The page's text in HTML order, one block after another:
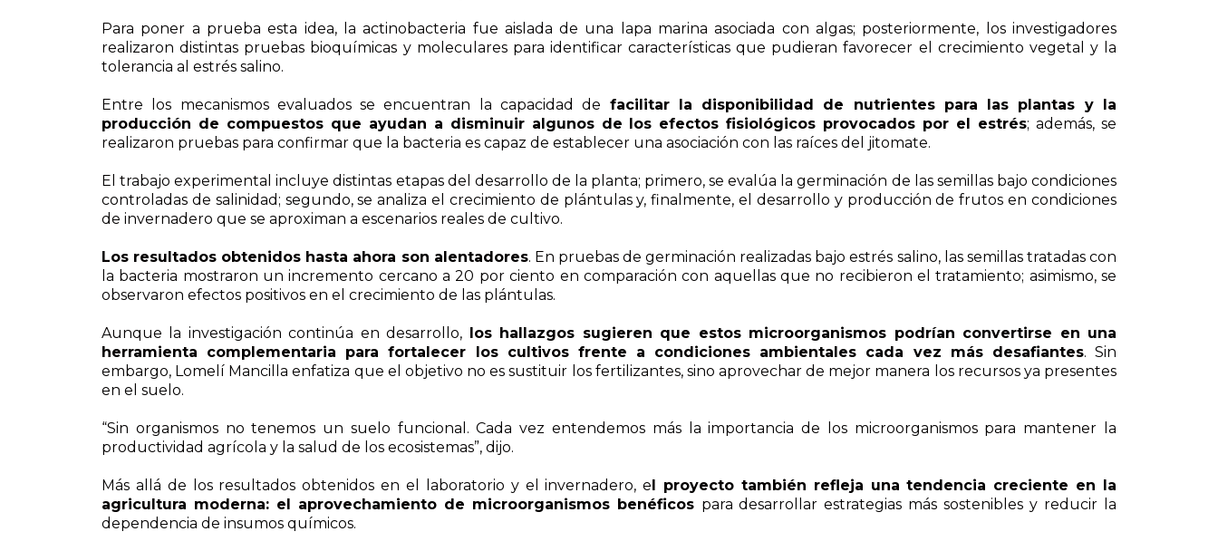
Para poner a prueba esta idea, la actinobacteria fue aislada de una lapa marina asociada con algas; posteriormente, los investigadores
realizaron distintas pruebas bioquímicas y moleculares para identificar características que pudieran favorecer el crecimiento vegetal y la
tolerancia al estrés salino.
Entre los mecanismos evaluados se encuentran la capacidad de facilitar la disponibilidad de nutrientes para las plantas y la
producción de compuestos que ayudan a disminuir algunos de los efectos fisiológicos provocados por el estrés; además, se
realizaron pruebas para confirmar que la bacteria es capaz de establecer una asociación con las raíces del jitomate.
El trabajo experimental incluye distintas etapas del desarrollo de la planta; primero, se evalúa la germinación de las semillas bajo condiciones
controladas de salinidad; segundo, se analiza el crecimiento de plántulas y, finalmente, el desarrollo y producción de frutos en condiciones
de invernadero que se aproximan a escenarios reales de cultivo.
Los resultados obtenidos hasta ahora son alentadores. En pruebas de germinación realizadas bajo estrés salino, las semillas tratadas con
la bacteria mostraron un incremento cercano a 20 por ciento en comparación con aquellas que no recibieron el tratamiento; asimismo, se
observaron efectos positivos en el crecimiento de las plántulas.
Aunque la investigación continúa en desarrollo, los hallazgos sugieren que estos microorganismos podrían convertirse en una
herramienta complementaria para fortalecer los cultivos frente a condiciones ambientales cada vez más desafiantes. Sin
embargo, Lomelí Mancilla enfatiza que el objetivo no es sustituir los fertilizantes, sino aprovechar de mejor manera los recursos ya presentes
en el suelo.
“Sin organismos no tenemos un suelo funcional. Cada vez entendemos más la importancia de los microorganismos para mantener la
productividad agrícola y la salud de los ecosistemas”, dijo.
Más allá de los resultados obtenidos en el laboratorio y el invernadero, el proyecto también refleja una tendencia creciente en la
agricultura moderna: el aprovechamiento de microorganismos benéficos para desarrollar estrategias más sostenibles y reducir la
dependencia de insumos químicos.